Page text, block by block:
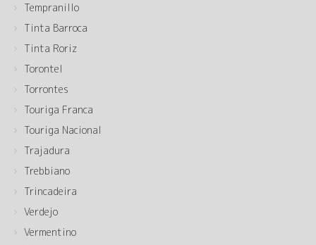
Tempranillo
Tinta Barroca
Tinta Roriz
Torontel
Torrontes
Touriga Franca
Touriga Nacional
Trajadura
Trebbiano
Trincadeira
Verdejo
Vermentino